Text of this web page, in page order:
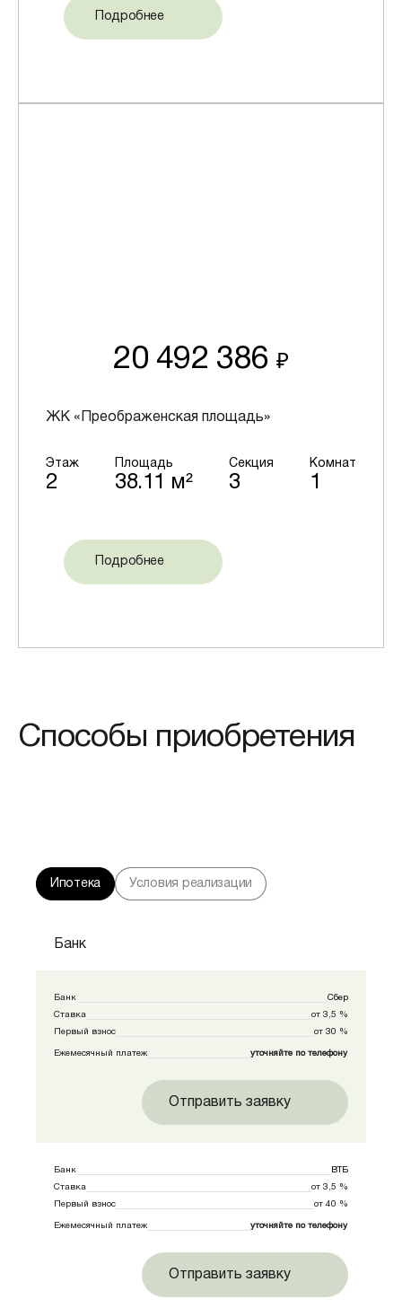
Подробнее
20 492 386₽
ЖК «Преображенская площадь»
Этаж
2
Площадь
38.11 м²
Секция
3
Комнат
1
Подробнее
Способы приобретения
Ипотека Условия реализации
Банк
Банк Сбер
Ставка от 3,5 %
Первый взнос от 30 %
Ежемесячный платеж уточняйте по телефону
Отправить заявку
Банк ВТБ
Ставка от 3,5 %
Первый взнос от 40 %
Ежемесячный платеж уточняйте по телефону
Отправить заявку